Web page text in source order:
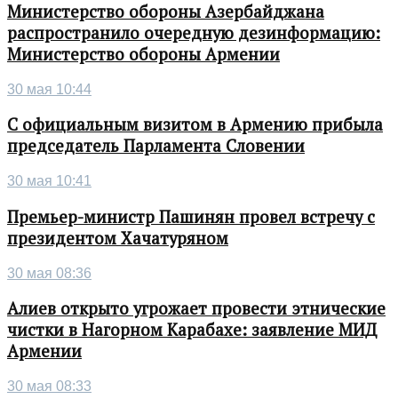
Министерство обороны Азербайджана
распространило очередную дезинформацию:
Министерство обороны Армении
30 мая 10:44
С официальным визитом в Армению прибыла
председатель Парламента Словении
30 мая 10:41
Премьер-министр Пашинян провел встречу с
президентом Хачатуряном
30 мая 08:36
Алиев открыто угрожает провести этнические
чистки в Нагорном Карабахе: заявление МИД
Армении
30 мая 08:33